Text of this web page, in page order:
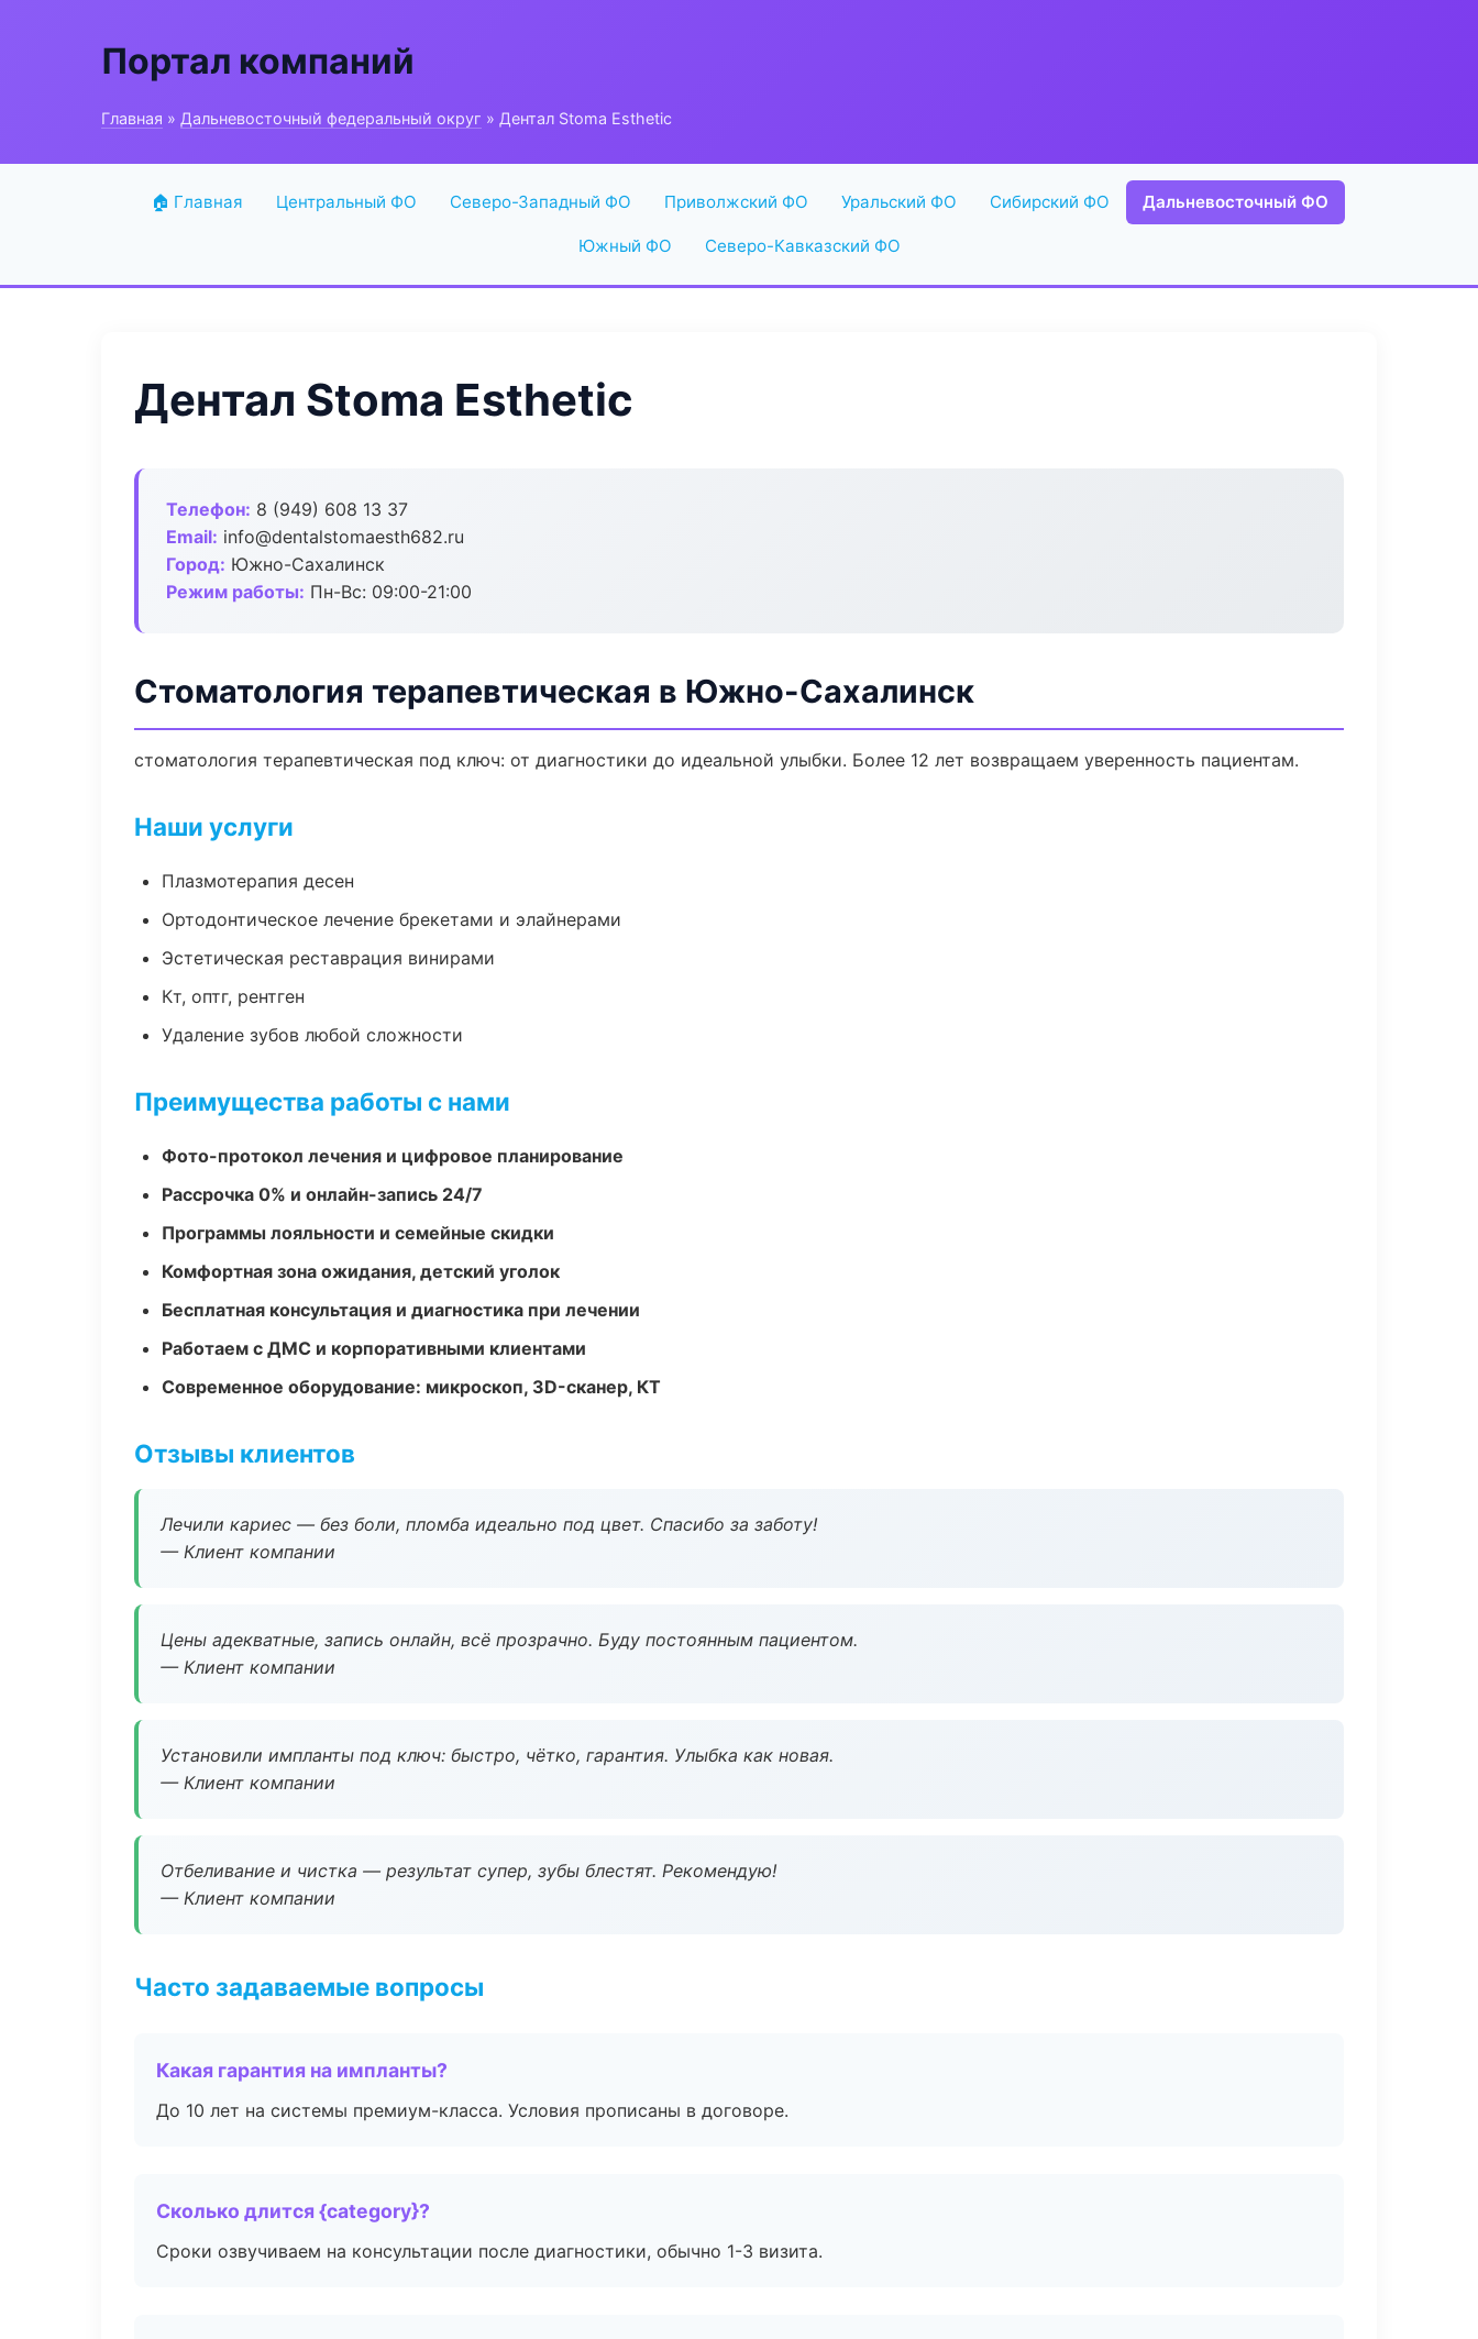
Портал компаний
Главная » Дальневосточный федеральный округ » Дентал Stoma Esthetic
🏠 Главная Центральный ФО Северо-Западный ФО Приволжский ФО Уральский ФО Сибирский ФО Дальневосточный ФО
Южный ФО Северо-Кавказский ФО
Дентал Stoma Esthetic
Телефон: 8 (949) 608 13 37
Email: info@dentalstomaesth682.ru
Город: Южно-Сахалинск
Режим работы: Пн-Вс: 09:00-21:00
Стоматология терапевтическая в Южно-Сахалинск
стоматология терапевтическая под ключ: от диагностики до идеальной улыбки. Более 12 лет возвращаем уверенность пациентам.
Наши услуги
Плазмотерапия десен
Ортодонтическое лечение брекетами и элайнерами
Эстетическая реставрация винирами
Кт, оптг, рентген
Удаление зубов любой сложности
Преимущества работы с нами
Фото-протокол лечения и цифровое планирование
Рассрочка 0% и онлайн-запись 24/7
Программы лояльности и семейные скидки
Комфортная зона ожидания, детский уголок
Бесплатная консультация и диагностика при лечении
Работаем с ДМС и корпоративными клиентами
Современное оборудование: микроскоп, 3D-сканер, КТ
Отзывы клиентов
Лечили кариес — без боли, пломба идеально под цвет. Спасибо за заботу!
— Клиент компании
Цены адекватные, запись онлайн, всё прозрачно. Буду постоянным пациентом.
— Клиент компании
Установили импланты под ключ: быстро, чётко, гарантия. Улыбка как новая.
— Клиент компании
Отбеливание и чистка — результат супер, зубы блестят. Рекомендую!
— Клиент компании
Часто задаваемые вопросы
Какая гарантия на импланты?
До 10 лет на системы премиум-класса. Условия прописаны в договоре.
Сколько длится {category}?
Сроки озвучиваем на консультации после диагностики, обычно 1-3 визита.